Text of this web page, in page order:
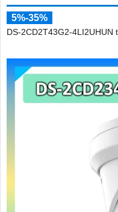
5%-35%
DS-2CD2T43G2-